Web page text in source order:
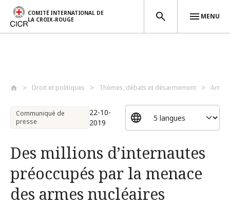
COMITÉ INTERNATIONAL DE
LA CROIX-ROUGE
MENU
Droit et politiques Thèmes, débats et désarmement
Communiqué de
presse
22-10-
2019
Des millions d’internautes
préoccupés par la menace
des armes nucléaires